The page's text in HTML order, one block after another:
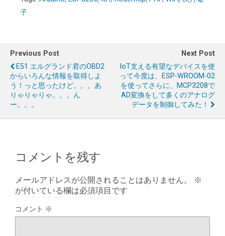
子
Previous Post
E51 エルグランド君のOBD2
からいろんな情報を取得しよ
う！っと思ったけど。。。あ
りゃりゃりゃ。。。ん
ー。。。
Next Post
IoT支える有望なデバイスを使
って今度は、ESP-WROOM-02
を使ってさらに、MCP3208で
AD変換をして多くのアナログ
データを制御してみた！
コメントを残す
メールアドレスが公開されることはありません。
※
が付いている欄は必須項目です
コメント ※